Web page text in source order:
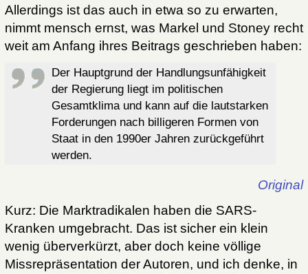
Allerdings ist das auch in etwa so zu erwarten,
nimmt mensch ernst, was Markel und Stoney recht
weit am Anfang ihres Beitrags geschrieben haben:
Der Hauptgrund der Handlungsunfähigkeit
der Regierung liegt im politischen
Gesamtklima und kann auf die lautstarken
Forderungen nach billigeren Formen von
Staat in den 1990er Jahren zurückgeführt
werden.
Original
Kurz: Die Marktradikalen haben die SARS-
Kranken umgebracht. Das ist sicher ein klein
wenig überverkürzt, aber doch keine völlige
Missrepräsentation der Autoren, und ich denke, in